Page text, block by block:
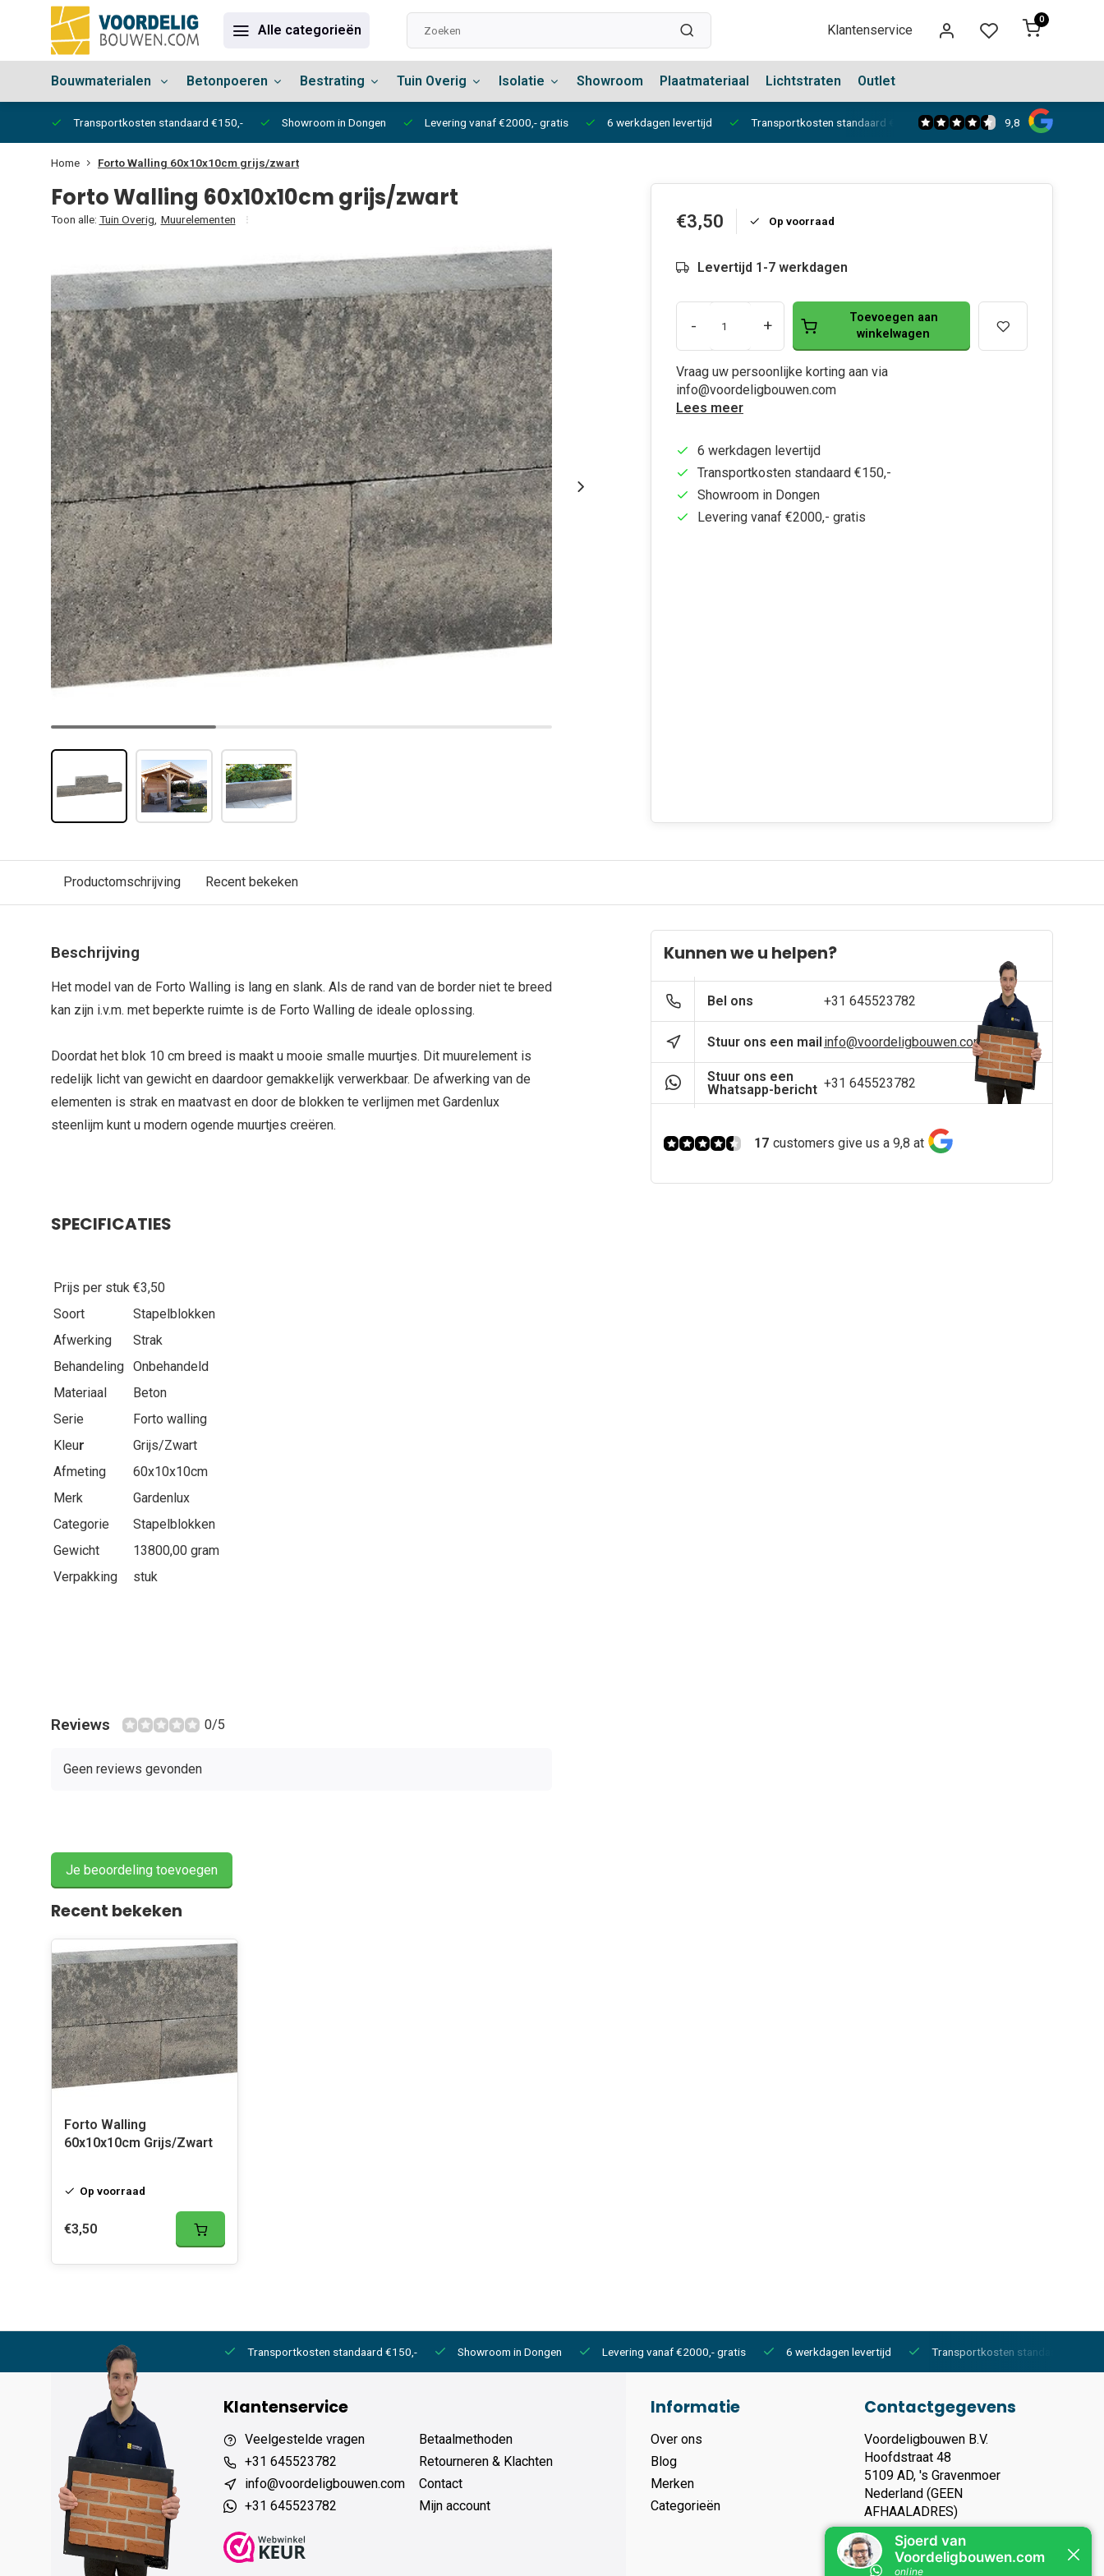
Alle categorieën Klantenservice
0
Bouwmaterialen Betonpoeren Bestrating Tuin Overig Isolatie Showroom Plaatmateriaal Lichtstraten Outlet
Transportkosten standaard €150,- Showroom in Dongen Levering vanaf €2000,- gratis 6 werkdagen levertijd Transportkosten standaard €150,- Showroom in Dongen
9,8
Home Forto Walling 60x10x10cm grijs/zwart
Forto Walling 60x10x10cm grijs/zwart
Toon alle: Tuin Overig Muurelementen €3,50 Op voorraad
Levertijd 1-7 werkdagen
- +
Toevoegen aan
winkelwagen
Vraag uw persoonlijke korting aan via
info@voordeligbouwen.com
Lees meer
6 werkdagen levertijd
Transportkosten standaard €150,-
Showroom in Dongen
Levering vanaf €2000,- gratis
Productomschrijving Recent bekeken
Beschrijving
Het model van de Forto Walling is lang en slank. Als de rand van de border niet te breed
kan zijn i.v.m. met beperkte ruimte is de Forto Walling de ideale oplossing.
Doordat het blok 10 cm breed is maakt u mooie smalle muurtjes. Dit muurelement is
redelijk licht van gewicht en daardoor gemakkelijk verwerkbaar. De afwerking van de
elementen is strak en maatvast en door de blokken te verlijmen met Gardenlux
steenlijm kunt u modern ogende muurtjes creëren.
SPECIFICATIES
Prijs per stuk €3,50
Soort
Stapelblokken
Afwerking
Strak
Behandeling Onbehandeld
Materiaal
Beton
Serie
Forto walling
Kleur
Grijs/Zwart
Afmeting
60x10x10cm
Merk
Gardenlux
Categorie
Stapelblokken
Gewicht
13800,00 gram
Verpakking
stuk
Reviews 0/5
Geen reviews gevonden
Je beoordeling toevoegen
Kunnen we u helpen?
Bel ons +31 645523782
Stuur ons een mail info@voordeligbouwen.com
Stuur ons een
Whatsapp-bericht +31 645523782
17 customers give us a 9,8 at
Recent bekeken
Forto Walling
60x10x10cm Grijs/Zwart
Op voorraad
€3,50
6 werkdagen levertijd Transportkosten standaard €150,- Showroom in Dongen Levering vanaf €2000,- gratis 6 werkdagen levertijd Transportkosten standaard €150,-
Klantenservice
Veelgestelde vragen
+31 645523782
info@voordeligbouwen.com
+31 645523782
Betaalmethoden
Retourneren & Klachten
Contact
Mijn account
Informatie
Over ons
Blog
Merken
Categorieën
Contactgegevens
Voordeligbouwen B.V.
Hoofdstraat 48
5109 AD, 's Gravenmoer
Nederland (GEEN
AFHAALADRES)
KVK nummer: 93119135
Btw nummer: NL866283006B01